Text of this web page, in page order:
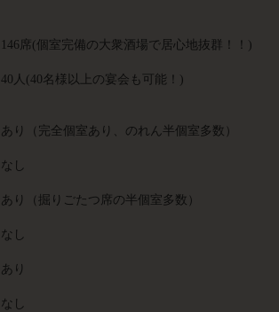
146席(個室完備の大衆酒場で居心地抜群！！)
40人(40名様以上の宴会も可能！)
あり（完全個室あり、のれん半個室多数）
なし
あり（掘りごたつ席の半個室多数）
なし
あり
なし